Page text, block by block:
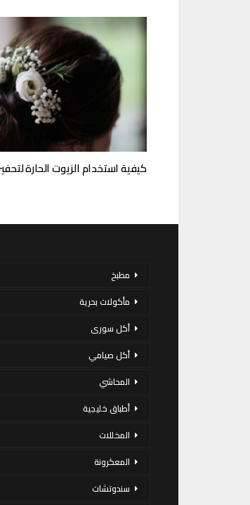
كيفية استخدام الزيوت الحارة
مطبخ
مأكولات بحرية
أكل سورى
أكل صيامي
المحاشي
أطباق خليجية
المخللات
المعكرونة
سندوتشات